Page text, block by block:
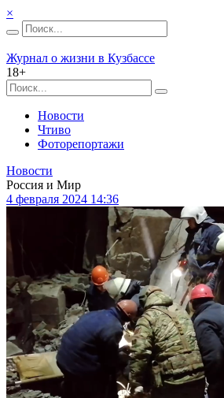
×
Журнал о жизни в Кузбассе
18+
Новости
Чтиво
Фоторепортажи
Новости
Россия и Мир
4 февраля 2024 14:36